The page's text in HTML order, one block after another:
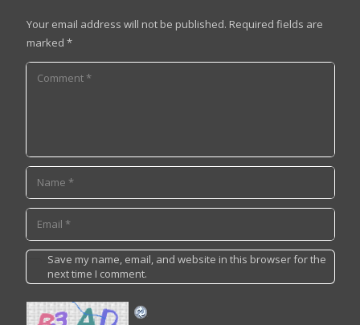
Your email address will not be published. Required fields are
marked *
Save my name, email, and website in this browser for the
next time I comment.